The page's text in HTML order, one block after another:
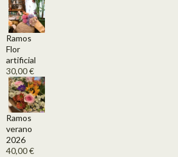
Ramos
Flor
artificial
30,00€
Ramos
verano
2026
40,00€